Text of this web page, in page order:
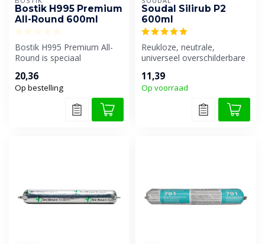
Bostik H995 Premium
All-Round 600ml
Bostik H995 Premium All-
Round is speciaal
kit voor h...
20,36
Op bestelling
Soudal Silirub P2
600ml
Reukloze, neutrale,
universeel overschilderbare
beglazing...
11,39
Op voorraad